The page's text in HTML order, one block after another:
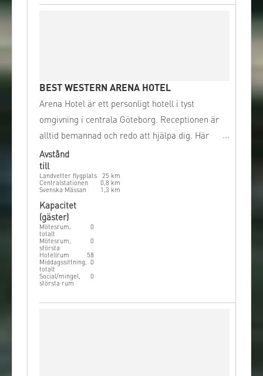
BEST WESTERN ARENA HOTEL
Arena Hotel är ett personligt hotell i tyst
omgivning i centrala Göteborg. Receptionen är
alltid bemannad och redo att hjälpa dig. Här
bjuds det på kaffe, te och kakor dygnet runt.
Avstånd
till
Landvetter flygplats 25 km
Centralstationen
0,8 km
Svenska Mässan
1,3 km
Kapacitet
(gäster)
Mötesrum,
totalt
0
Mötesrum,
största
0
Hotellrum
58
Middagssittning,
totalt
0
Social/mingel,
största rum
0